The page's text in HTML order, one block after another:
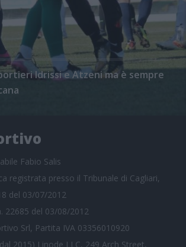
Idrissi e Atzeni ma è sempre
Fabio Salis
registrata presso il Tribunale di Cagliari,
del 03/07/2012
22685 del 03/08/2012
Srl, Partita IVA 03356010920
2015) Linode LLC, 249 Arch Street,